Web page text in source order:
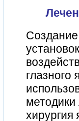
глазного
методики
хирургия